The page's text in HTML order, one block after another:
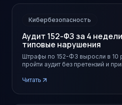
Кибербезопасность
Аудит 152-ФЗ за 4
типовые нарушения
Штрафы по 152-ФЗ выросли в 10
пройти аудит без претензий и
Читать